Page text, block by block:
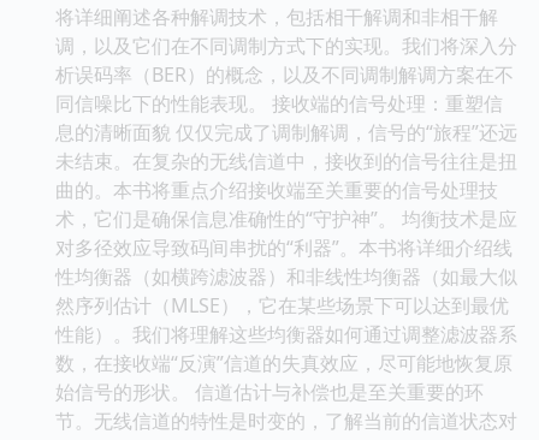
将详细阐述各种解调技术，包括相干解调和非相干解
调，以及它们在不同调制方式下的实现。我们将深入分
析误码率（BER）的概念，以及不同调制解调方案在不
同信噪比下的性能表现。 接收端的信号处理：重塑信
息的清晰面貌 仅仅完成了调制解调，信号的“旅程”还远
未结束。在复杂的无线信道中，接收到的信号往往是扭
曲的。本书将重点介绍接收端至关重要的信号处理技
术，它们是确保信息准确性的“守护神”。 均衡技术是应
对多径效应导致码间串扰的“利器”。本书将详细介绍线
性均衡器（如横跨滤波器）和非线性均衡器（如最大似
然序列估计（MLSE），它在某些场景下可以达到最优
性能）。我们将理解这些均衡器如何通过调整滤波器系
数，在接收端“反演”信道的失真效应，尽可能地恢复原
始信号的形状。 信道估计与补偿也是至关重要的环
节。无线信道的特性是时变的，了解当前的信道状态对